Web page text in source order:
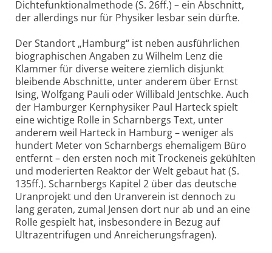
Dichtefunktionalmethode (S. 26ff.) – ein Abschnitt,
der allerdings nur für Physiker lesbar sein dürfte.
Der Standort „Hamburg“ ist neben ausführlichen
biographischen Angaben zu Wilhelm Lenz die
Klammer für diverse weitere ziemlich disjunkt
bleibende Abschnitte, unter anderem über Ernst
Ising, Wolfgang Pauli oder Willibald Jentschke. Auch
der Hamburger Kernphysiker Paul Harteck spielt
eine wichtige Rolle in Scharnbergs Text, unter
anderem weil Harteck in Hamburg – weniger als
hundert Meter von Scharnbergs ehemaligem Büro
entfernt – den ersten noch mit Trockeneis gekühlten
und moderierten Reaktor der Welt gebaut hat (S.
135ff.). Scharnbergs Kapitel 2 über das deutsche
Uranprojekt und den Uranverein ist dennoch zu
lang geraten, zumal Jensen dort nur ab und an eine
Rolle gespielt hat, insbesondere in Bezug auf
Ultrazentrifugen und Anreicherungsfragen).